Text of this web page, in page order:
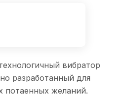
вибратор
разработанный для
потаенных желаний.